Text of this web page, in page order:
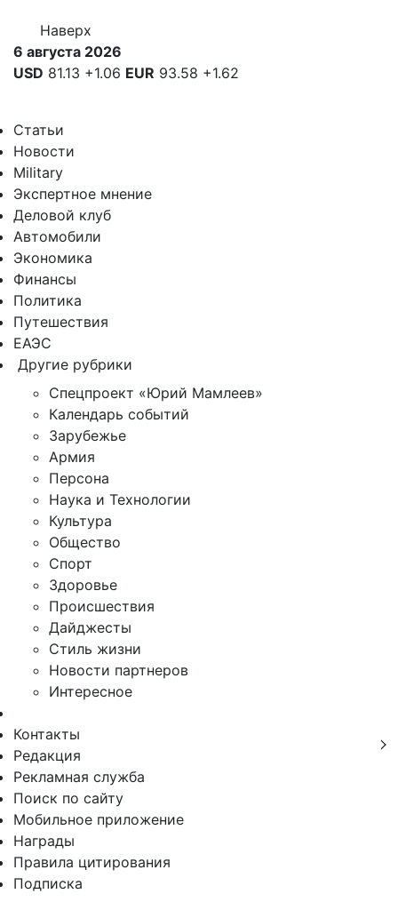
Наверх
6 августа 2026
USD 81.13 +1.06 EUR 93.58 +1.62
Статьи
Новости
Military
Экспертное мнение
Деловой клуб
Автомобили
Экономика
Финансы
Политика
Путешествия
ЕАЭС
Другие рубрики
Спецпроект «Юрий Мамлеев»
Календарь событий
Зарубежье
Армия
Персона
Наука и Технологии
Культура
Общество
Спорт
Здоровье
Происшествия
Дайджесты
Стиль жизни
Новости партнеров
Интересное
Контакты
Редакция
Рекламная служба
Поиск по сайту
Мобильное приложение
Награды
Правила цитирования
Подписка